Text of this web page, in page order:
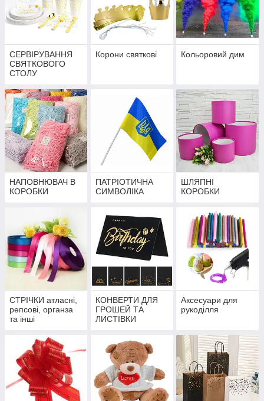
СЕРВІРУВАННЯ
СВЯТКОВОГО
СТОЛУ
Корони святкові Кольоровий дим
НАПОВНЮВАЧ В
КОРОБКИ
ПАТРІОТИЧНА
СИМВОЛІКА
ШЛЯПНІ
КОРОБКИ
СТРІЧКИ атласні,
репсові, органза
та інші
КОНВЕРТИ ДЛЯ
ГРОШЕЙ ТА
ЛИСТІВКИ
Аксесуари для
рукоділля